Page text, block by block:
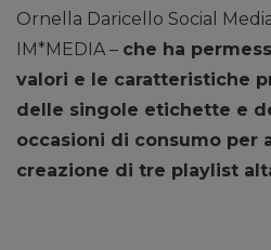
Ornella Daricello Social
IM*MEDIA – che ha
valori e le caratteristiche
delle singole etichette e
occasioni di consumo per
creazione di tre playlist